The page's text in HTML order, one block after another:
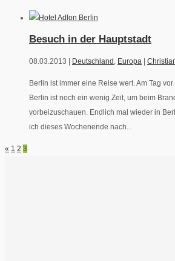
Besuch in der Hauptstadt
08.03.2013 | Deutschland , Europa
Berlin ist immer eine Reise wert. Am Tag
Berlin ist noch ein wenig Zeit, um beim
vorbeizuschauen. Endlich mal wieder in
ich dieses Wochenende nach...
« 1 2 3